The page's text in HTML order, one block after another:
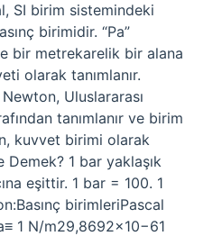
SI birim sistemindeki
birimidir. “Pa”
bir metrekarelik bir alana
olarak tanımlanır.
Uluslararası
tanımlanır ve birim
kuvvet birimi olarak
Demek? 1 bar yaklaşık
eşittir. 1 bar = 100. 1
birimleriPascal
1 N/m29,8692×10−61